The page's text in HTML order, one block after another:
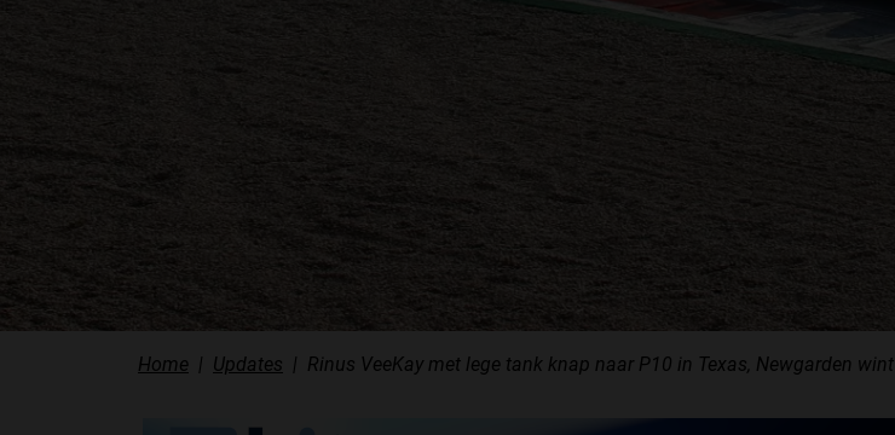
Home Updates Rinus VeeKay met lege tank knap naar P10 in Texas, Newgarden wint